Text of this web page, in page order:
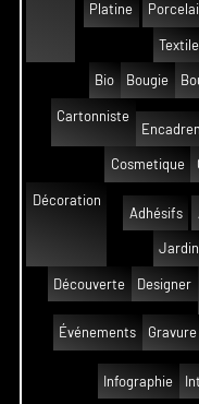
Platine
Textile
Bio Bougie
Cartonniste
Cosmetique
Décoration
Adhésifs
Jardin
Découverte Designer
Événements Gravure
Infographie